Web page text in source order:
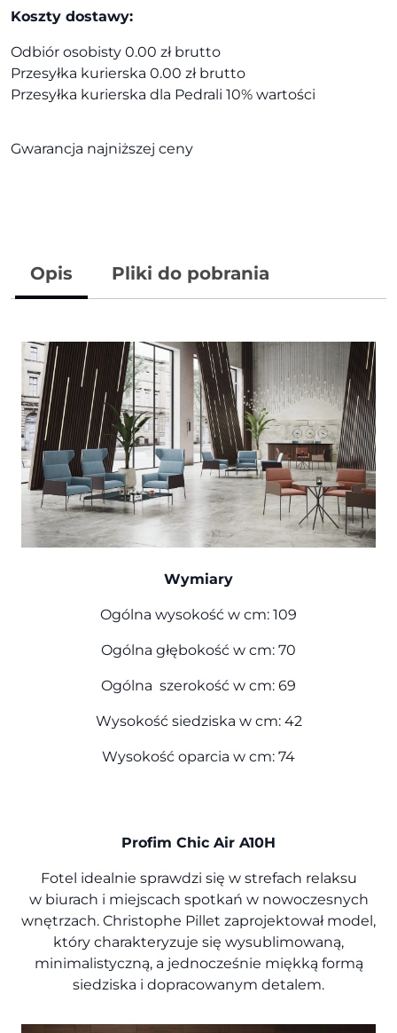
Koszty dostawy:
Odbiór osobisty 0.00 zł brutto
Przesyłka kurierska 0.00 zł brutto
Przesyłka kurierska dla Pedrali 10% wartości
Gwarancja najniższej ceny
Opis Pliki do pobrania
Wymiary
Ogólna wysokość w cm: 109
Ogólna głębokość w cm: 70
Ogólna szerokość w cm: 69
Wysokość siedziska w cm: 42
Wysokość oparcia w cm: 74
Profim Chic Air A10H
Fotel idealnie sprawdzi się w strefach relaksu
w biurach i miejscach spotkań w nowoczesnych
wnętrzach. Christophe Pillet zaprojektował model,
który charakteryzuje się wysublimowaną,
minimalistyczną, a jednocześnie miękką formą
siedziska i dopracowanym detalem.